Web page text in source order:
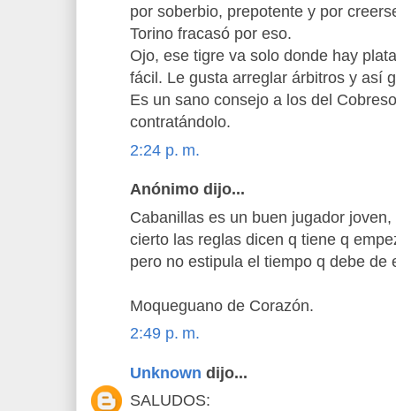
por soberbio, prepotente y por
Torino fracasó por eso.
Ojo, ese tigre va solo donde hay
fácil. Le gusta arreglar árbitros y así
Es un sano consejo a los del
contratándolo.
2:24 p. m.
Anónimo dijo...
Cabanillas es un buen jugador
cierto las reglas dicen q tiene q
pero no estipula el tiempo q debe de
Moqueguano de Corazón.
2:49 p. m.
Unknown dijo...
SALUDOS: